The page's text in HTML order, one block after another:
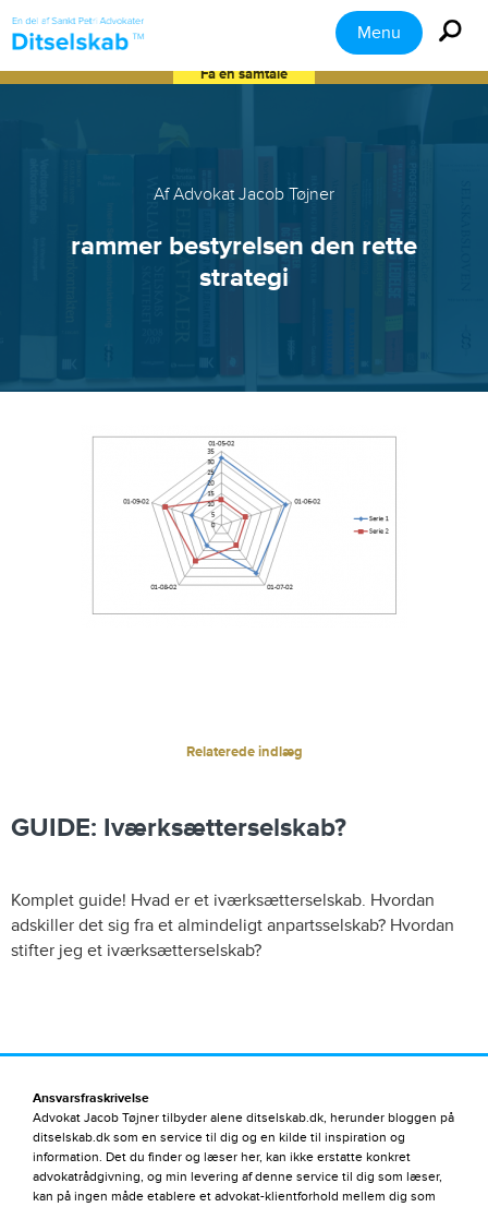
Menu
Af Advokat Jacob Tøjner
rammer bestyrelsen den rette
strategi
Få en samtale
Relaterede indlæg
GUIDE: Iværksætterselskab?
Komplet guide! Hvad er et iværksætterselskab. Hvordan
adskiller det sig fra et almindeligt anpartsselskab? Hvordan
stifter jeg et iværksætterselskab?
Ansvarsfraskrivelse
Advokat Jacob Tøjner tilbyder alene ditselskab.dk, herunder bloggen på
ditselskab.dk som en service til dig og en kilde til inspiration og
information. Det du finder og læser her, kan ikke erstatte konkret
advokatrådgivning, og min levering af denne service til dig som læser,
kan på ingen måde etablere et advokat-klientforhold mellem dig som